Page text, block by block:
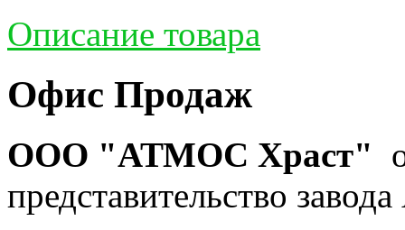
Описание товара
Офис Продаж
ООО "АТМОС Храст"
представительство